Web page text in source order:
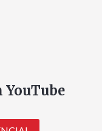
YouTube